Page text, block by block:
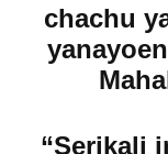
chachu
“Serikali